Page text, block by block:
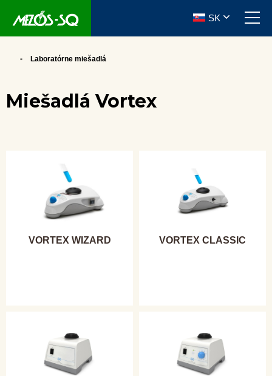
SK
Laboratórne miešadlá
Miešadlá Vortex
VORTEX WIZARD VORTEX CLASSIC